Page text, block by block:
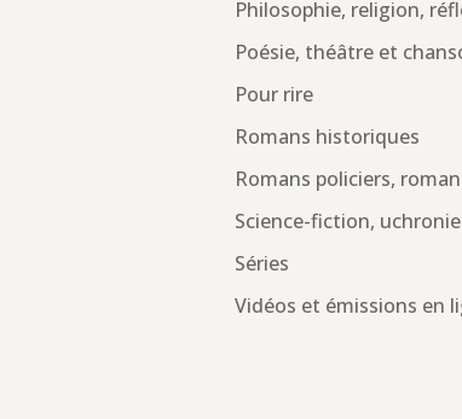
Philosophie, religion,
Poésie, théâtre et
Pour rire
Romans historiques
Romans policiers,
Science-fiction,
Séries
Vidéos et émissions en